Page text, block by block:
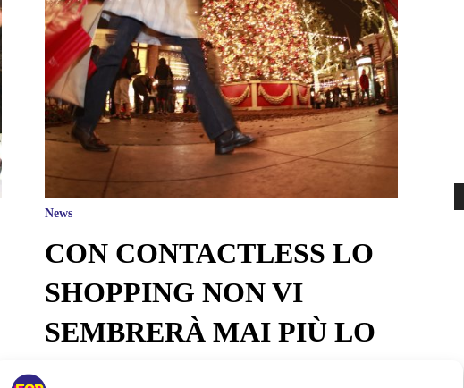
News
CON CONTACTLESS LO
SHOPPING NON VI
SEMBRERÀ MAI PIÙ LO